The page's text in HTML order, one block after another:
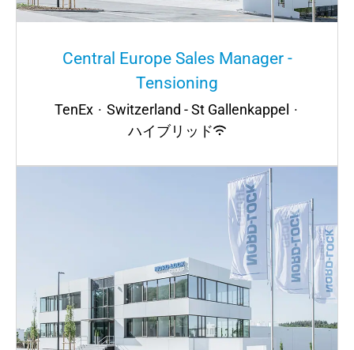
Central Europe Sales Manager -
Tensioning
TenEx · Switzerland - St Gallenkappel ·
ハイブリッド